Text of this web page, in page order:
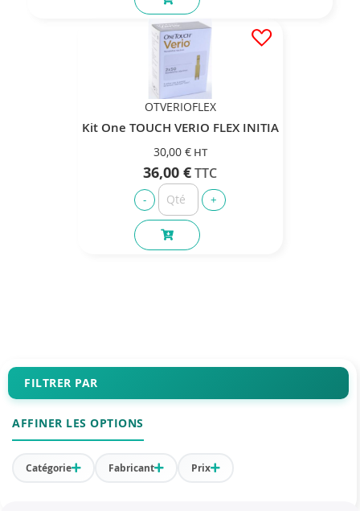
OTVERIOFLEX
Kit One TOUCH VERIO FLEX INITIA
30,00 €
36,00 €
FILTRER PAR
AFFINER LES OPTIONS
Catégorie Fabricant Prix